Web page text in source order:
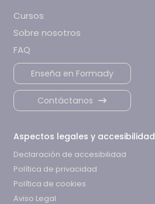
Cursos
Sobre nosotros
FAQ
Enseña en Formady
Contáctanos
Aspectos legales y accesibilidad
Declaración de accesibilidad
Política de privacidad
Política de cookies
Aviso Legal